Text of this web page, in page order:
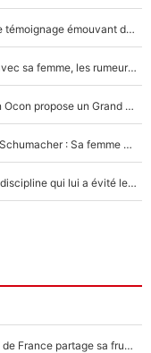
F1 : « Je lui ai fait un câlin, puis j’ai dû partir...», le témoignage émouvant de Max Verstappen sur sa fille
F1 : Charles Leclerc surpris par les paparazzis avec sa femme, les rumeurs étaient vraies !
Comme pour le final du Tour de France, Esteban Ocon propose un Grand Prix de Formule 1 à Paris : «Autour de l’Arc de Triomphe, ce serait génial» !
Nouvelle rumeur autour de la santé de Michael Schumacher : Sa femme Corinna sort du silence
F1 - Lewis Hamilton victime de harcèlement, la discipline qui lui a évité le pire : «J'aurais probablement mal tourné»
Mis de côté par Fabien Galthié, un joueur du XV de France partage sa frustration : «ils ne me l’ont pas dit tout de suite»